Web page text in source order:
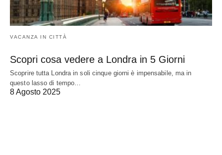
VACANZA IN CITTÀ
Scopri cosa vedere a Londra in 5 Giorni
Scoprire tutta Londra in soli cinque giorni è impensabile, ma in
questo lasso di tempo…
8 Agosto 2025